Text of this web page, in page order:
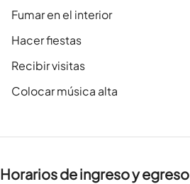
Fumar en el interior
Hacer fiestas
Recibir visitas
Colocar música alta
Horarios de ingreso y egreso